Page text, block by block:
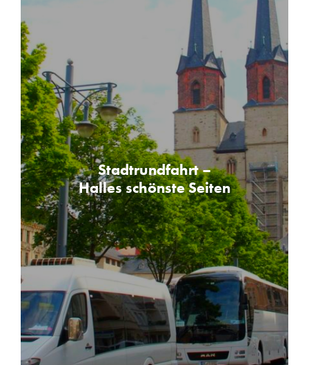
Stadtrundfahrt –
Halles schönste Seiten